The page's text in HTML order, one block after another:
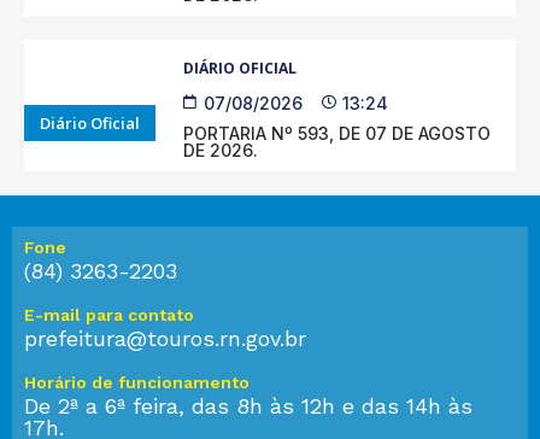
Diário Oficial
DIÁRIO OFICIAL
07/08/2026
13:24
PORTARIA Nº 593, DE 07 DE AGOSTO
DE 2026.
Fone
(84) 3263-2203
E-mail para contato
prefeitura@touros.rn.gov.br
Horário de funcionamento
De 2ª a 6ª feira, das 8h às 12h e das 14h às
17h.